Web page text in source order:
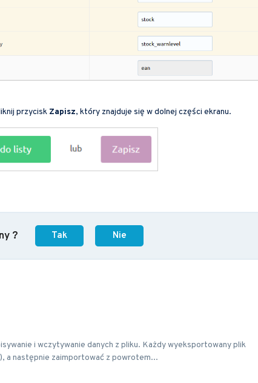
przycisk Zapisz, który znajduje się w dolnej części ekranu.
? Tak Nie
i wczytywanie danych z pliku. Każdy wyeksportowany plik
a następnie zaimportować z powrotem...